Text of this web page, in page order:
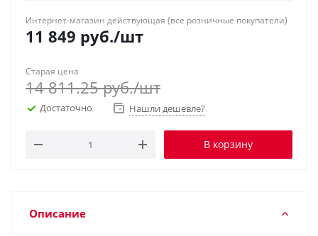
Интернет-магазин действующая (все розничные покупатели)
11 849 руб./шт
Старая цена
14 811.25руб./шт
Достаточно Нашли дешевле?
В корзину
Описание